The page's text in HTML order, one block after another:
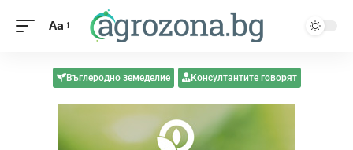
Aa
Въглеродно земеделие Консултантите говорят